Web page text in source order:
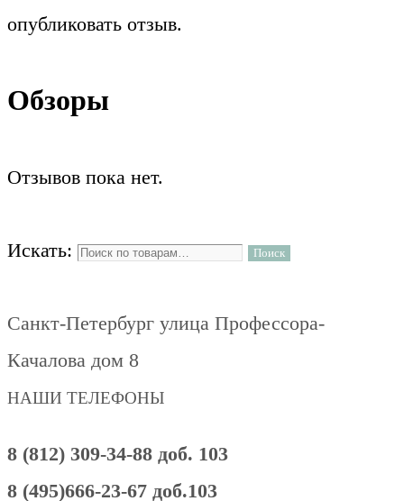
опубликовать отзыв.
Обзоры
Отзывов пока нет.
Искать: Поиск
Санкт-Петербург улица Профессора-
Качалова дом 8
НАШИ ТЕЛЕФОНЫ
8 (812) 309-34-88 доб. 103
8 (495)666-23-67 доб.103